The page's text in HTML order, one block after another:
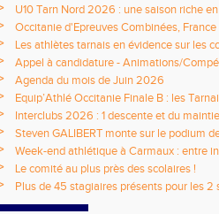
U10 Tarn Nord 2026 : une saison riche
émotions
Occitanie d'Epreuves Combinées,
National de Castres
Les athlètes tarnais en évidence sur les
Appel à candidature - Animations/
2026 / 2027
Agenda du mois de Juin 2026
Equip’Athlé Occitanie Finale B : les
Interclubs 2026 : 1 descente et du
Steven GALIBERT monte sur le podium
Week-end athlétique à Carmaux : entre
départementaux jeunes
Le comité au plus près des scolaires !
Plus de 45 stagiaires présents pour les 2